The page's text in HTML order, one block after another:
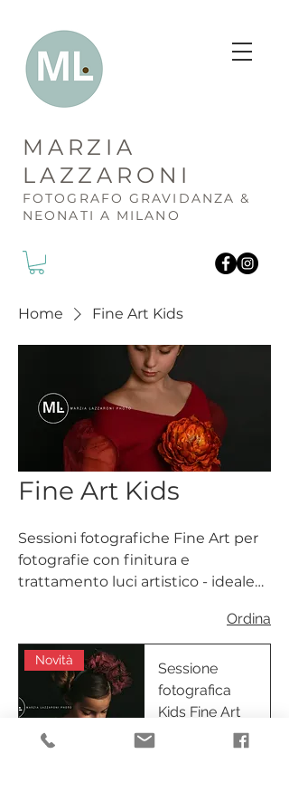
MARZIA
LAZZARONI
FOTOGRAFO GRAVIDANZA &
NEONATI A MILANO
Home Fine Art Kids
Fine Art Kids
Sessioni fotografiche Fine Art per
fotografie con finitura e
trattamento luci artistico - ideale
Ordina
Novità
Sessione
fotografica
Kids Fine Art